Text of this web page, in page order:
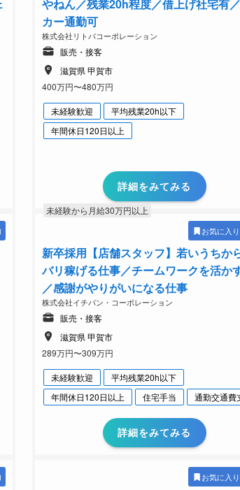
やねん／残業20h程度／借上げ社宅有
カー通勤可
株式会社リトパコーポレーション
販売・接客
滋賀県 甲賀市
400万円〜480万円
未経験歓迎
平均残業20h以下
年間休日120日以上
詳細をみてみる
未経験から月給30万円以上
お気に入
新卒採用【店舗スタッフ】若いうちか
バリ稼げる仕事／チームワークを活か
／感謝がやりがいになる仕事
株式会社イチバン・コーポレーション
販売・接客
滋賀県 甲賀市
289万円〜309万円
未経験歓迎
平均残業20h以下
年間休日120日以上
住宅手当 通勤交通費
詳細をみてみる
お気に入